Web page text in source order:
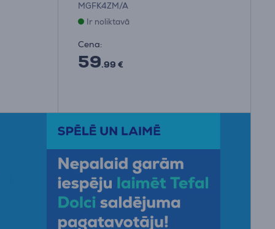
MGFK4ZM/A
Ir noliktavā
Cena:
59.99 €